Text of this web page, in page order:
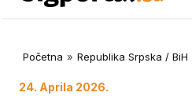
Početna » Republika Srpska / BiH
24. Aprila 2026.